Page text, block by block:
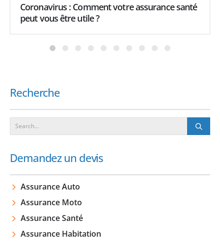
Coronavirus : Comment votre assurance santé
peut vous être utile ?
Recherche
Demandez un devis
Assurance Auto
Assurance Moto
Assurance Santé
Assurance Habitation